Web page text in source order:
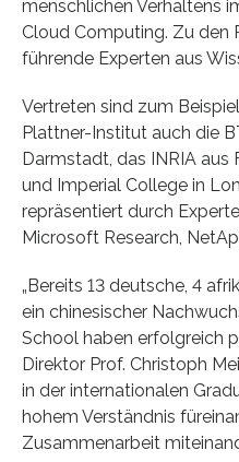
menschlichen Verhaltens
Cloud Computing. Zu den
führende Experten aus
Vertreten sind zum
Plattner-Institut auch die
Darmstadt, das INRIA aus
und Imperial College in
repräsentiert durch
Microsoft Research,
„Bereits 13 deutsche, 4
ein chinesischer
School haben erfolgreich
Direktor Prof. Christoph
in der internationalen
hohem Verständnis
Zusammenarbeit